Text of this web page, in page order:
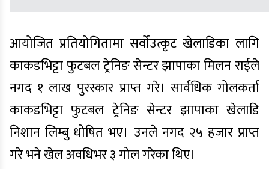
आयोजित प्रतियोगितामा सर्वोउत्कृट खेलाडिका लागि
काकडभिट्टा फुटबल ट्रेनिङ सेन्टर झापाका मिलन राईले
नगद १ लाख पुरस्कार प्राप्त गरे। सार्वधिक गोलकर्ता
काकडभिट्टा फुटबल ट्रेनिङ सेन्टर झापाका खेलाडि
निशान लिम्बु धोषित भए। उनले नगद २५ हजार प्राप्त
गरे भने खेल अवधिभर ३ गोल गरेका थिए।